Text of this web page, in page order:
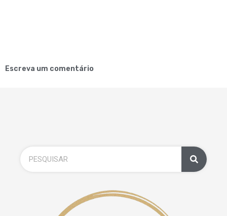
Escreva um comentário